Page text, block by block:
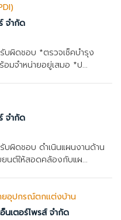
จำกัด
บผิดชอบ *ตรวจเช็คบำรุง
อมจำหน่ายอยู่เสมอ *ป...
จำกัด
บผิดชอบ ดำเนินแผนงานด้าน
นต์ให้สอดคล้องกับแผ...
ยอุปกรณ์ตกแต่งบ้าน
เตอร์ไพรส์ จำกัด